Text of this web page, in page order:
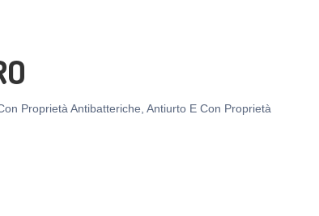
Proprietà Antibatteriche, Antiurto E Con Proprietà